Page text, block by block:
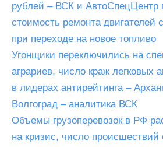
рублей – ВСК и АвтоСпецЦентр
стоимость ремонта двигателей
при переходе на новое топливо
Угонщики переключились на
аграриев, число краж легковых
в лидерах антирейтинга –
Волгоград – аналитика ВСК
Объемы грузоперевозок в РФ
на кризис, число происшествий